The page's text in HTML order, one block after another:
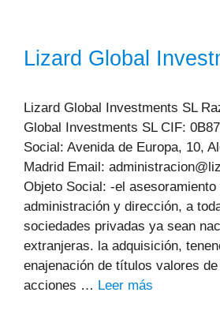
Lizard Global
Lizard Global Investments SL
Global Investments SL CIF:
Social: Avenida de Europa, 10,
Madrid Email:
Objeto Social: -el
administración y dirección, a
sociedades privadas ya sean
extranjeras. la adquisición,
enajenación de títulos valores
acciones … Leer más